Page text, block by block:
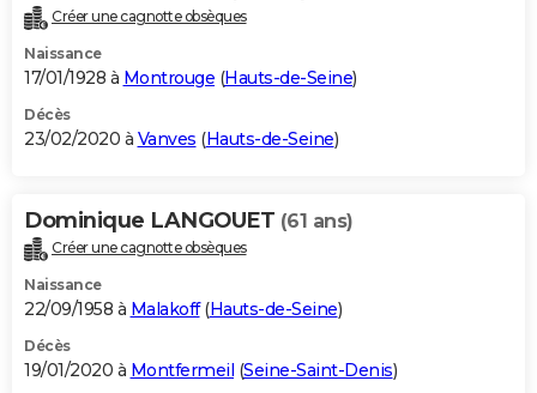
Créer une cagnotte obsèques
Naissance
17/01/1928 à Montrouge (Hauts-de-Seine)
Décès
23/02/2020 à Vanves (Hauts-de-Seine)
Dominique LANGOUET (61 ans)
Créer une cagnotte obsèques
Naissance
22/09/1958 à Malakoff(Hauts-de-Seine)
Décès
19/01/2020 à Montfermeil (Seine-Saint-Denis)